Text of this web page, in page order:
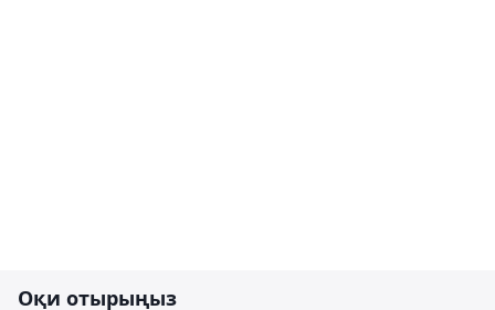
Оқи отырыңыз